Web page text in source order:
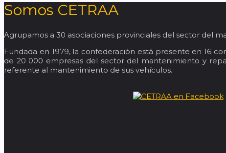
Somos CETRAA
Agrupamos a 30 asociaciones provinciales del sector del
Fundada en 1979, la confederación está presente en 16
de 20 000 empresas del sector del mantenimiento y
referente al mantenimiento de sus vehículos.